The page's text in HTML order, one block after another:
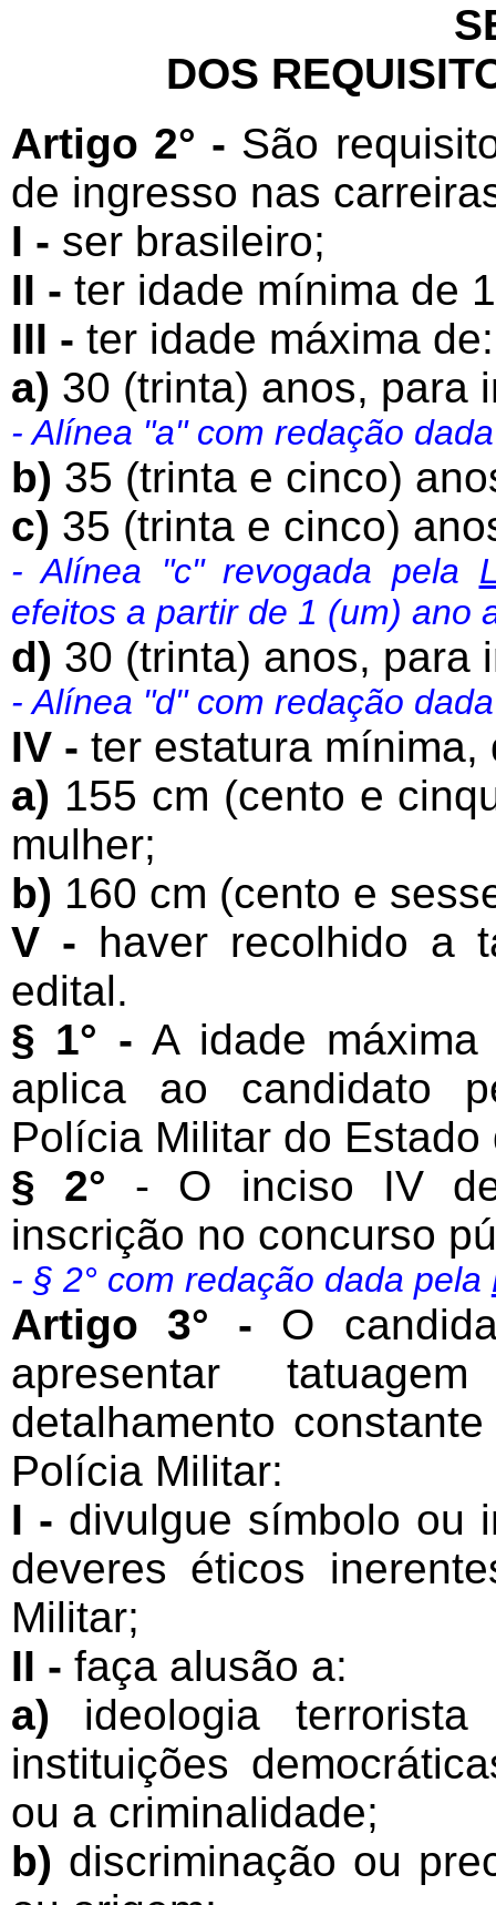
DOS
Artigo 2° - São
de ingresso nas
I - ser brasileiro;
II - ter idade mínima de
III - ter idade máxima de:
a) 30 (trinta) anos, para
- Alínea "a" com redação
b) 35 (trinta e cinco)
c) 35 (trinta e cinco)
- Alínea "c" revogada pela
efeitos a partir de 1 (um) ano
d) 30 (trinta) anos, para
- Alínea "d" com redação
IV - ter estatura
a) 155 cm (cento e
mulher;
b) 160 cm (cento e
V - haver recolhido a
edital.
§ 1° - A idade
aplica ao candidato
Polícia Militar do
§ 2° - O inciso IV
inscrição no concurso
- § 2° com redação dada pela
Artigo 3° - O
apresentar
detalhamento
Polícia Militar:
I - divulgue símbolo ou
deveres éticos
Militar;
II - faça alusão a:
a) ideologia
instituições
ou a criminalidade;
b) discriminação ou